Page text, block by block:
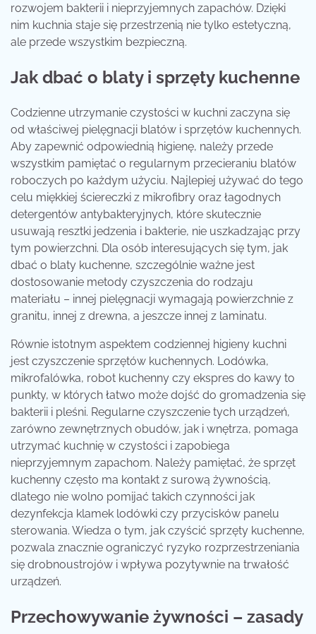
rozwojem bakterii i nieprzyjemnych zapachów. Dzięki
nim kuchnia staje się przestrzenią nie tylko estetyczną,
ale przede wszystkim bezpieczną.
Jak dbać o blaty i sprzęty kuchenne
Codzienne utrzymanie czystości w kuchni zaczyna się
od właściwej pielęgnacji blatów i sprzętów kuchennych.
Aby zapewnić odpowiednią higienę, należy przede
wszystkim pamiętać o regularnym przecieraniu blatów
roboczych po każdym użyciu. Najlepiej używać do tego
celu miękkiej ściereczki z mikrofibry oraz łagodnych
detergentów antybakteryjnych, które skutecznie
usuwają resztki jedzenia i bakterie, nie uszkadzając przy
tym powierzchni. Dla osób interesujących się tym, jak
dbać o blaty kuchenne, szczególnie ważne jest
dostosowanie metody czyszczenia do rodzaju
materiału – innej pielęgnacji wymagają powierzchnie z
granitu, innej z drewna, a jeszcze innej z laminatu.
Równie istotnym aspektem codziennej higieny kuchni
jest czyszczenie sprzętów kuchennych. Lodówka,
mikrofalówka, robot kuchenny czy ekspres do kawy to
punkty, w których łatwo może dojść do gromadzenia się
bakterii i pleśni. Regularne czyszczenie tych urządzeń,
zarówno zewnętrznych obudów, jak i wnętrza, pomaga
utrzymać kuchnię w czystości i zapobiega
nieprzyjemnym zapachom. Należy pamiętać, że sprzęt
kuchenny często ma kontakt z surową żywnością,
dlatego nie wolno pomijać takich czynności jak
dezynfekcja klamek lodówki czy przycisków panelu
sterowania. Wiedza o tym, jak czyścić sprzęty kuchenne,
pozwala znacznie ograniczyć ryzyko rozprzestrzeniania
się drobnoustrojów i wpływa pozytywnie na trwałość
urządzeń.
Przechowywanie żywności – zasady